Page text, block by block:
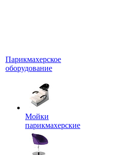
Парикмахерское
оборудование
Мойки
парикмахерские